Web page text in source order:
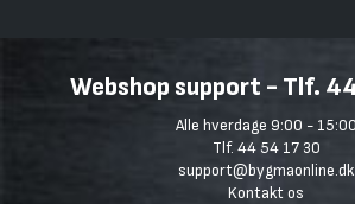
Webshop support - Tlf.
Alle hverdage 9:00 - 15:00
Tlf. 44 54 17 30
support@bygmaonline.dk
Kontakt os